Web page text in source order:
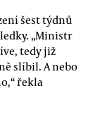
šest týdnů
„Ministr
tedy již
slíbil. A nebo
řekla